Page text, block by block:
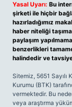
Yasal Uyarı: Bu
şirketi ile hiçbir
hazırladığımız
haber niteliği
paylaşım
benzerlikleri
halindedir ve
Sitemiz, 5651
Kurumu (BTK)
vermektedir. Bu
veya araştırma